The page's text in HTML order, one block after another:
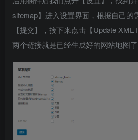
sitemap】进入设置界面，根据自己的
【提交】，接下来点击【Update
两个链接就是已经生成好的网站地图了